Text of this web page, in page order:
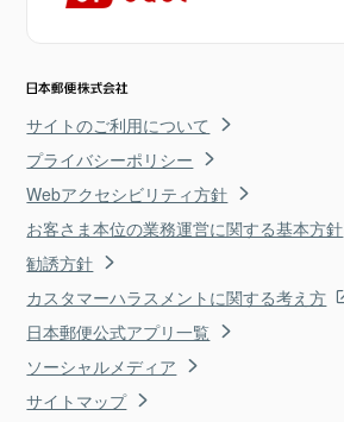
サイトのご利用について
プライバシーポリシー
Webアクセシビリティ方針
お客さま本位の業務運営に関する基本方針
勧誘方針
カスタマーハラスメントに関する考え方
日本郵便公式アプリ一覧
ソーシャルメディア
サイトマップ